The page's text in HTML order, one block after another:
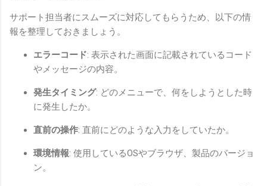
サポート担当者にスムーズに対応してもらうため、以下の情
報を整理しておきましょう。
エラーコード: 表示された画面に記載されているコード
やメッセージの内容。
発生タイミング: どのメニューで、何をしようとした時
に発生したか。
直前の操作: 直前にどのような入力をしていたか。
環境情報: 使用しているOSやブラウザ、製品のバージョ
ン。